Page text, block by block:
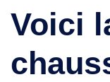
Voici